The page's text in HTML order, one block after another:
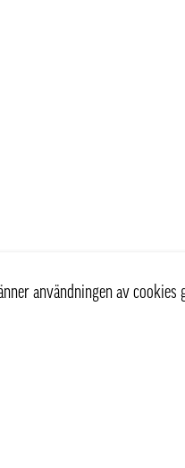
användningen av cookies